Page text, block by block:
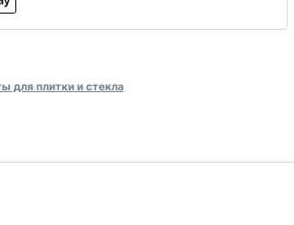
для плитки и стекла